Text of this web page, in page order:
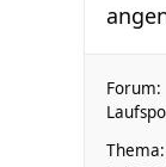
Forum:
Thema: